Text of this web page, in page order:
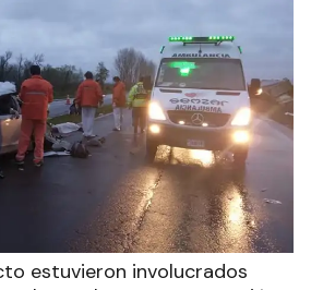
estuvieron involucrados